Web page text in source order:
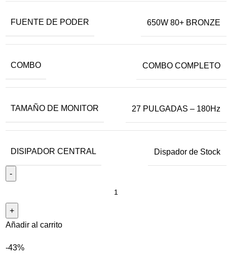
FUENTE DE PODER 650W 80+ BRONZE
COMBO COMBO COMPLETO
TAMAÑO DE MONITOR 27 PULGADAS – 180Hz
DISIPADOR CENTRAL Dispador de Stock
Añadir al carrito
-43%